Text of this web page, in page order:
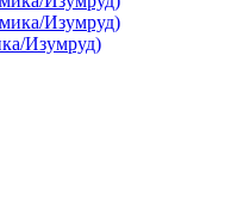
Изумруд)